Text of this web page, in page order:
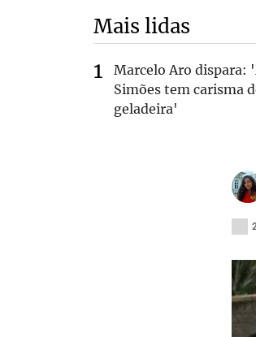
Mais lidas
Marcelo Aro dispara:
Simões tem carisma
geladeira'